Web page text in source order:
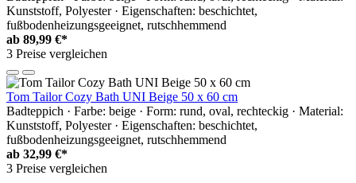
Kunststoff, Polyester · Eigenschaften: beschichtet,
fußbodenheizungsgeeignet, rutschhemmend
ab 89,99 €*
3 Preise vergleichen
Tom Tailor Cozy Bath UNI Beige 50 x 60 cm
Badteppich · Farbe: beige · Form: rund, oval, rechteckig · Material:
Kunststoff, Polyester · Eigenschaften: beschichtet,
fußbodenheizungsgeeignet, rutschhemmend
ab 32,99 €*
3 Preise vergleichen